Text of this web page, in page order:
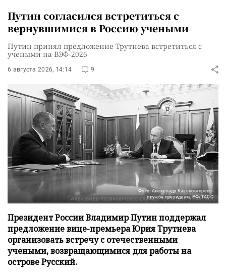
Путин согласился встретиться с
вернувшимися в Россию учеными
Путин принял предложение Трутнева встретиться с
учеными на ВЭФ-2026
6 августа 2026, 14:14 9
Фото: Александр Казаков/пресс-
служба президента РФ/ТАСС
Президент России Владимир Путин поддержал
предложение вице-премьера Юрия Трутнева
организовать встречу с отечественными
учеными, возвращающимися для работы на
острове Русский.